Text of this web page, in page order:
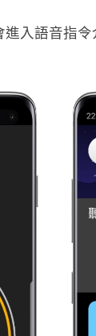
入語音指